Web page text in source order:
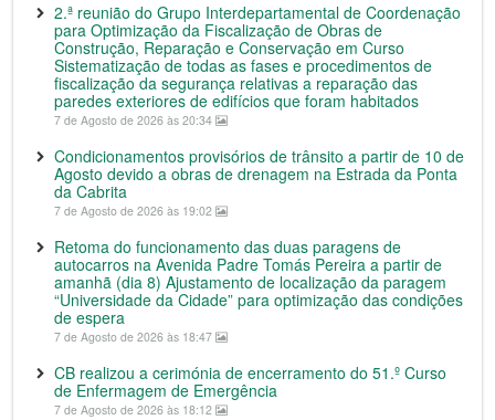
2.ª reunião do Grupo Interdepartamental de Coordenação
para Optimização da Fiscalização de Obras de
Construção, Reparação e Conservação em Curso
Sistematização de todas as fases e procedimentos de
fiscalização da segurança relativas a reparação das
paredes exteriores de edifícios que foram habitados
7 de Agosto de 2026 às 20:34
Condicionamentos provisórios de trânsito a partir de 10 de
Agosto devido a obras de drenagem na Estrada da Ponta
da Cabrita
7 de Agosto de 2026 às 19:02
Retoma do funcionamento das duas paragens de
autocarros na Avenida Padre Tomás Pereira a partir de
amanhã (dia 8) Ajustamento de localização da paragem
“Universidade da Cidade” para optimização das condições
de espera
7 de Agosto de 2026 às 18:47
CB realizou a cerimónia de encerramento do 51.º Curso
de Enfermagem de Emergência
7 de Agosto de 2026 às 18:12